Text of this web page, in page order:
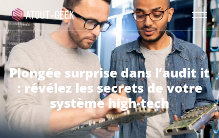
Plongée surprise dans l’audit it
: révélez les secrets de votre
système high-tech